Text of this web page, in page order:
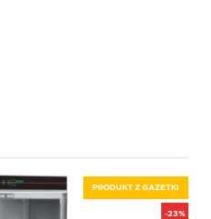
PRODUKT Z GAZETKI
-23%